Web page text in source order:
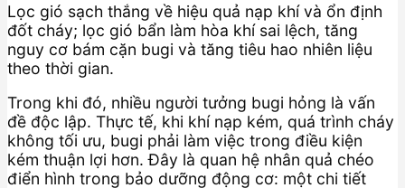
Lọc gió sạch thắng về hiệu quả nạp khí và ổn định
đốt cháy; lọc gió bẩn làm hòa khí sai lệch, tăng
nguy cơ bám cặn bugi và tăng tiêu hao nhiên liệu
theo thời gian.
Trong khi đó, nhiều người tưởng bugi hỏng là vấn
đề độc lập. Thực tế, khi khí nạp kém, quá trình cháy
không tối ưu, bugi phải làm việc trong điều kiện
kém thuận lợi hơn. Đây là quan hệ nhân quả chéo
điển hình trong bảo dưỡng động cơ: một chi tiết